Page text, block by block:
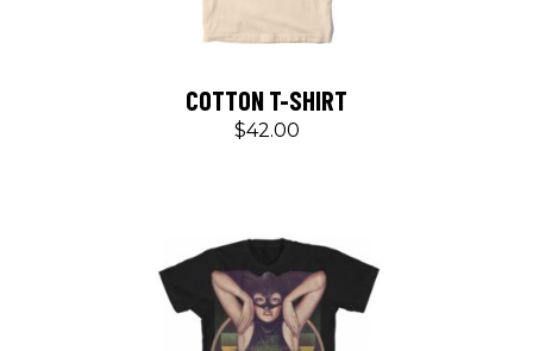
COTTON T-SHIRT
$42.00